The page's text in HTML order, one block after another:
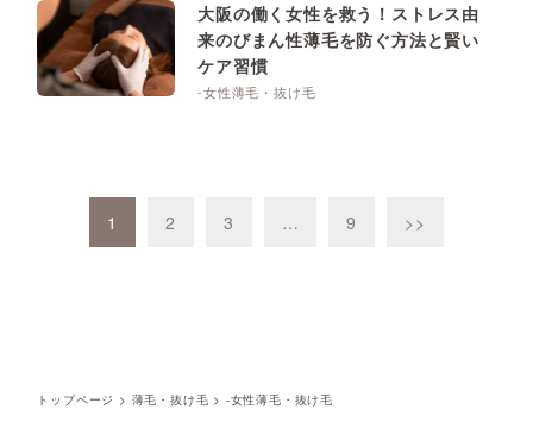
大阪の働く女性を救う！ストレス由
来のびまん性薄毛を防ぐ方法と賢い
ケア習慣
-女性薄毛・抜け毛
1 2 3 … 9 >>
トップページ > 薄毛・抜け毛 > -女性薄毛・抜け毛